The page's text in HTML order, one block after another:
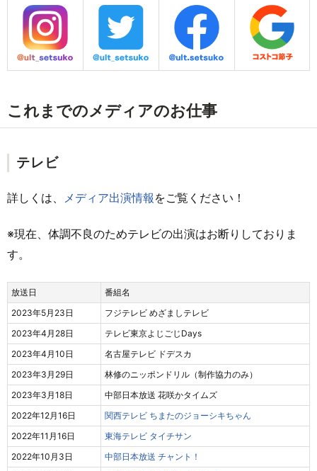
これまでのメディアのお仕事
テレビ
詳しくは、 メディア出演情報 をご覧ください！
※現在、体調不良のためテレビの出演はお断りしておりま
す。
放送日
番組名
2023年5月23日
フジテレビ めざましテレビ
2023年4月28日
テレビ東京よじごじDays
2023年4月10日
名古屋テレビ ドデスカ
2023年3月29日
林修のニッポンドリル（制作協力のみ）
2023年3月18日
中部日本放送 花咲かタイムズ
2022年12月16日
関西テレビ ちまたのジョーシキちゃん
2022年11月16日
東海テレビ タイチサン
2022年10月3日
中部日本放送 チャント！